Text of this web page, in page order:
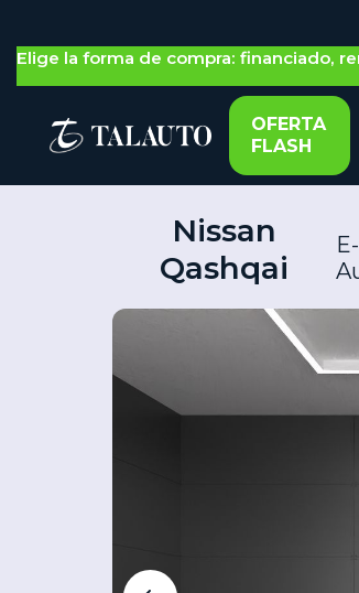
Nos adaptamos a ti: gestión 100% on-
Elige la forma de compra: financiado,
OFERTA
FLASH
Nissan
Qashqai